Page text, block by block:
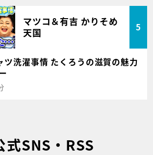
マツコ＆有吉 かりそめ
天国
5
ツ洗濯事情 たくろうの滋賀の魅力
式SNS・RSS